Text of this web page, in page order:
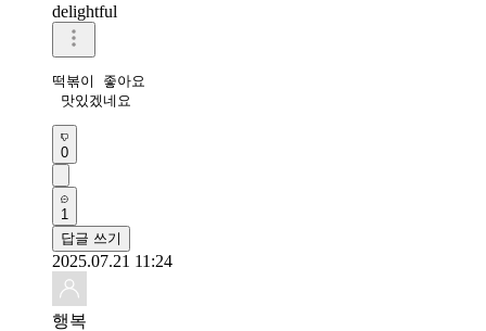
delightful
떡볶이 좋아요
맛있겠네요
0
1
답글 쓰기
2025.07.21 11:24
행복